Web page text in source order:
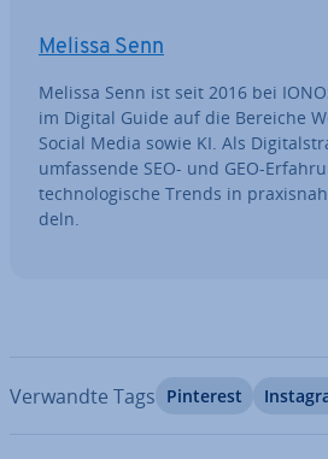
Melissa Senn
Melissa Senn ist seit 2016 bei
im Digital Guide auf die Bereiche
Social Media sowie KI. Als
um­fas­sen­de SEO- und GEO-
tech­no­lo­gi­sche Trends in
deln.
Verwandte Tags Pinterest